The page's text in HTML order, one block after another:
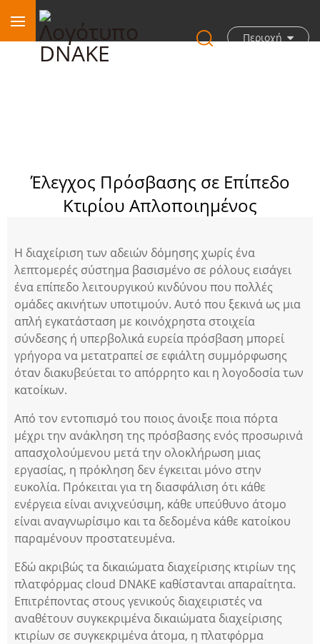
Περιοχή
Έλεγχος Πρόσβασης σε Επίπεδο
Κτιρίου Απλοποιημένος
Η διαχείριση των αδειών δόμησης χωρίς ένα
λεπτομερές σύστημα βασισμένο σε ρόλους εισάγει
ένα επίπεδο λειτουργικού κινδύνου που πολλές
ομάδες ακινήτων υποτιμούν. Αυτό που ξεκινά ως μια
απλή εγκατάσταση με κοινόχρηστα στοιχεία
σύνδεσης ή υπερβολικά ευρεία πρόσβαση μπορεί
γρήγορα να μετατραπεί σε εφιάλτη συμμόρφωσης
όταν διακυβεύεται το απόρρητο και η λογοδοσία των
κατοίκων.
Από τον εντοπισμό του ποιος άνοιξε ποια πόρτα
μέχρι την ανάκληση της πρόσβασης ενός προσωρινά
απασχολούμενου μετά την ολοκλήρωση μιας
εργασίας, η πρόκληση δεν έγκειται μόνο στην
ευκολία. Πρόκειται για τη διασφάλιση ότι κάθε
ενέργεια είναι ανιχνεύσιμη, κάθε υπεύθυνο άτομο
είναι αναγνωρίσιμο και τα δεδομένα κάθε κατοίκου
παραμένουν προστατευμένα.
Εδώ ακριβώς τα δικαιώματα διαχείρισης κτιρίων της
πλατφόρμας cloud DNAKE καθίστανται απαραίτητα.
Επιτρέποντας στους γενικούς διαχειριστές να
αναθέτουν συγκεκριμένα δικαιώματα διαχείρισης
κτιρίων σε συγκεκριμένα άτομα, η πλατφόρμα